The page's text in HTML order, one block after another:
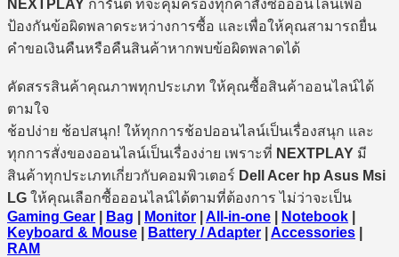
NEXTPLAY การันตี ที่จะคุ้มครองทุกคำสั่งซื้อออนไลน์เพื่อ
ป้องกันข้อผิดพลาดระหว่างการซื้อ และเพื่อให้คุณสามารถยื่น
คำขอเงินคืนหรือคืนสินค้าหากพบข้อผิดพลาดได้
คัดสรรสินค้าคุณภาพทุกประเภท ให้คุณซื้อสินค้าออนไลน์ได้
ตามใจ
ช้อปง่าย ช้อปสนุก! ให้ทุกการช้อปออนไลน์เป็นเรื่องสนุก และ
ทุกการสั่งของออนไลน์เป็นเรื่องง่าย เพราะที่ NEXTPLAY มี
สินค้าทุกประเภทเกี่ยวกับคอมพิวเตอร์ Dell Acer hp Asus Msi
LG ให้คุณเลือกซื้อออนไลน์ได้ตามที่ต้องการ ไม่ว่าจะเป็น
Gaming Gear
Bag Monitor All-in-one Notebook
Keyboard & Mouse
Battery / Adapter Accessories
RAM